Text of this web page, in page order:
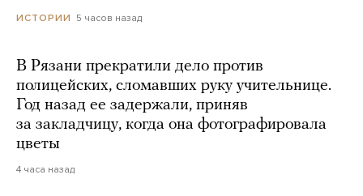
ИСТОРИИ 5 часов назад
В Рязани прекратили дело против
полицейских, сломавших руку учительнице.
Год назад ее задержали, приняв
за закладчицу, когда она фотографировала
цветы
4 часа назад